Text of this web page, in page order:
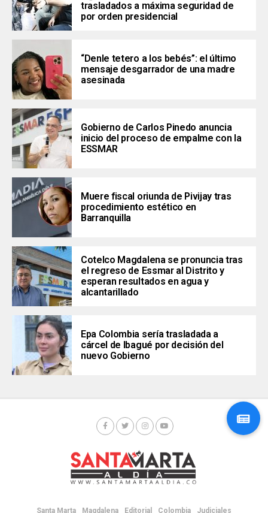
trasladados a máxima seguridad de
por orden presidencial
“Denle tetero a los bebés”: el último
mensaje desgarrador de una madre
asesinada
Gobierno de Carlos Pinedo anuncia
inicio del proceso de empalme con la
ESSMAR
Muere fiscal oriunda de Pivijay tras
procedimiento estético en
Barranquilla
Cotelco Magdalena se pronuncia tras
el regreso de Essmar al Distrito y
esperan resultados en agua y
alcantarillado
Epa Colombia sería trasladada a
cárcel de Ibagué por decisión del
nuevo Gobierno
Santa Marta Magdalena Editorial Colombia Judiciales